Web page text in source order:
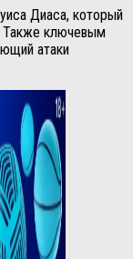
Диаса, который
Также ключевым
атаки